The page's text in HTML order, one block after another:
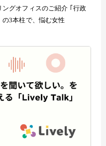
オフィスのご紹介 ｢行政
3本柱で、悩む女性